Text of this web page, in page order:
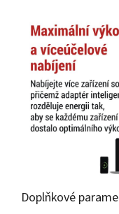
Doplňkové